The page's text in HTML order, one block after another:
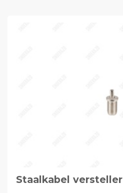
Staalkabel versteller